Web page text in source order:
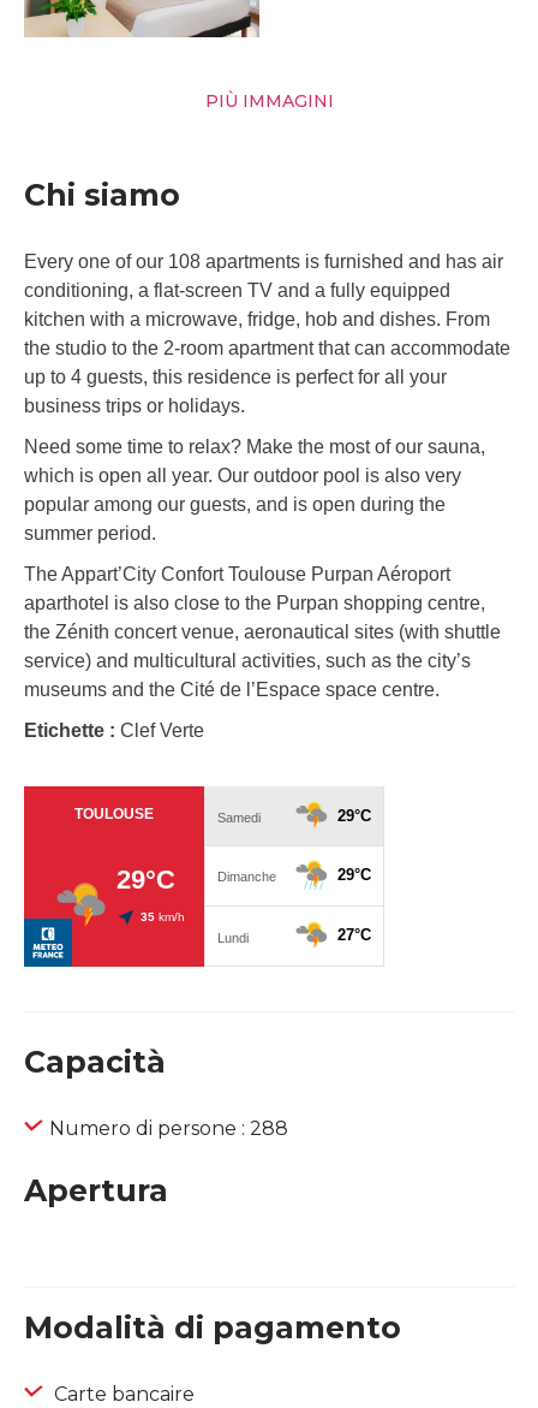
PIÙ IMMAGINI
Chi siamo
Every one of our 108 apartments is furnished and has air
conditioning, a flat-screen TV and a fully equipped
kitchen with a microwave, fridge, hob and dishes. From
the studio to the 2-room apartment that can accommodate
up to 4 guests, this residence is perfect for all your
business trips or holidays.
Need some time to relax? Make the most of our sauna,
which is open all year. Our outdoor pool is also very
popular among our guests, and is open during the
summer period.
The Appart’City Confort Toulouse Purpan Aéroport
aparthotel is also close to the Purpan shopping centre,
the Zénith concert venue, aeronautical sites (with shuttle
service) and multicultural activities, such as the city’s
museums and the Cité de l’Espace space centre.
Etichette : Clef Verte
Capacità
Numero di persone : 288
Apertura
Modalità di pagamento
Carte bancaire